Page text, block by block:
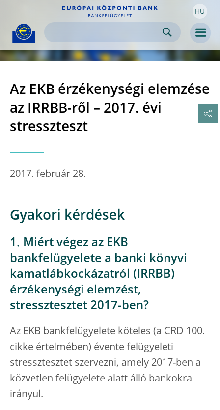
Skip to
content HU
Az EKB érzékenységi elemzése
az IRRBB-ről – 2017. évi
stresszteszt
2017. február 28.
Gyakori kérdések
1. Miért végez az EKB
bankfelügyelete a banki könyvi
kamatlábkockázatról (IRRBB)
érzékenységi elemzést,
stressztesztet 2017-ben?
Az EKB bankfelügyelete köteles (a CRD 100.
cikke értelmében) évente felügyeleti
stressztesztet szervezni, amely 2017-ben a
közvetlen felügyelete alatt álló bankokra
irányul.